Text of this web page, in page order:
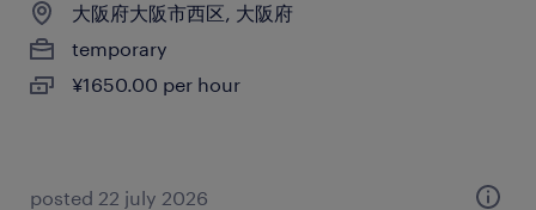
大阪府大阪市西区, 大阪府
temporary
¥1650.00 per hour
posted 22 july 2026